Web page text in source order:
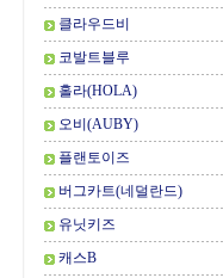
클라우드비
코발트블루
홀라(HOLA)
오비(AUBY)
플랜토이즈
버그카트(네덜란드)
유닛키즈
캐스B